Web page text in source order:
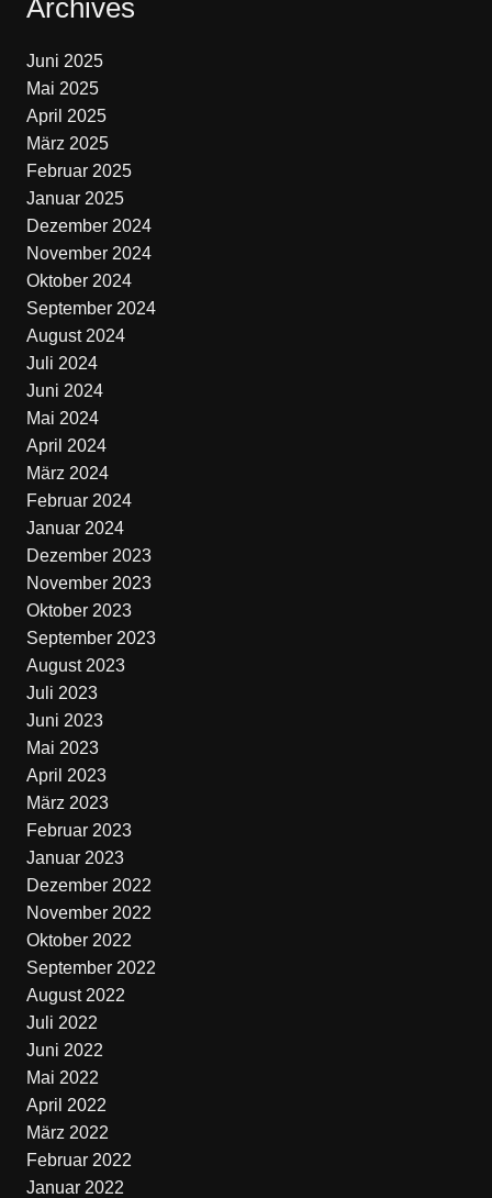
Archives
Juni 2025
Mai 2025
April 2025
März 2025
Februar 2025
Januar 2025
Dezember 2024
November 2024
Oktober 2024
September 2024
August 2024
Juli 2024
Juni 2024
Mai 2024
April 2024
März 2024
Februar 2024
Januar 2024
Dezember 2023
November 2023
Oktober 2023
September 2023
August 2023
Juli 2023
Juni 2023
Mai 2023
April 2023
März 2023
Februar 2023
Januar 2023
Dezember 2022
November 2022
Oktober 2022
September 2022
August 2022
Juli 2022
Juni 2022
Mai 2022
April 2022
März 2022
Februar 2022
Januar 2022